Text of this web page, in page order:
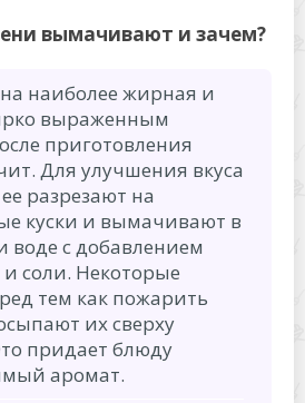
вымачивают и зачем?
наиболее жирная и
выраженным
приготовления
Для улучшения вкуса
разрезают на
куски и вымачивают в
воде с добавлением
соли. Некоторые
тем как пожарить
их сверху
придает блюду
аромат.